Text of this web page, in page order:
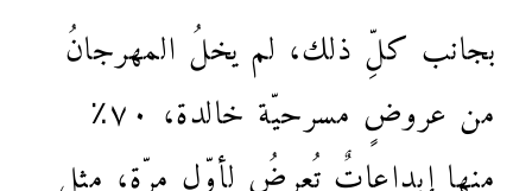
بجانب كلِّ ذلك، لم يخلُ المهرجانُ
من عروضٍ مسرحيّة خالدة، ٧٠٪
منها إبداعاتٌ تُعرضُ لأوّلِ مرّة، مثل